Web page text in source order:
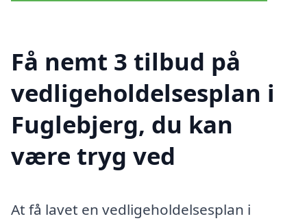
Få nemt 3 tilbud på
vedligeholdelsesplan i
Fuglebjerg, du kan
være tryg ved
At få lavet en vedligeholdelsesplan i